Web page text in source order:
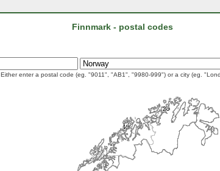
Finnmark - postal codes
Either enter a postal code (eg. "9011", "AB1", "9980-999") or a city (eg.